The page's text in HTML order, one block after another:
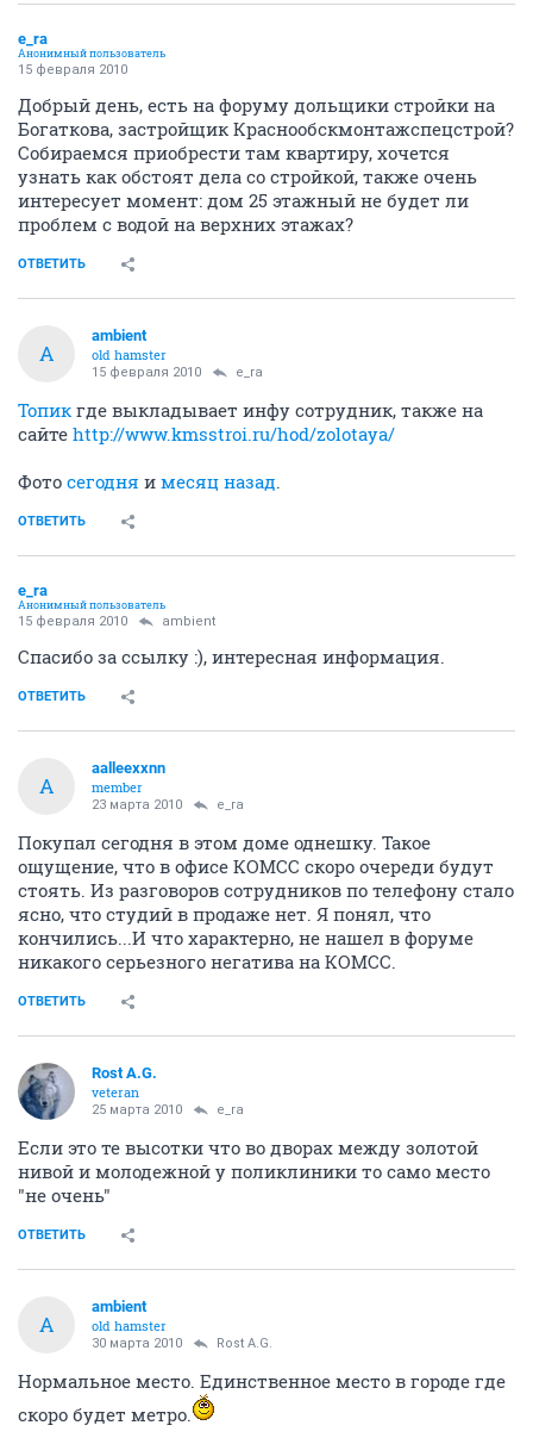
e_ra
Анонимный пользователь
15 февраля 2010
Добрый день, есть на форуму дольщики стройки на
Богаткова, застройщик Краснообскмонтажспецстрой?
Собираемся приобрести там квартиру, хочется
узнать как обстоят дела со стройкой, также очень
интересует момент: дом 25 этажный не будет ли
проблем с водой на верхних этажах?
ОТВЕТИТЬ
A
ambient
old hamster
15 февраля 2010 e_ra
Топик где выкладывает инфу сотрудник, также на
сайте http://www.kmsstroi.ru/hod/zolotaya/
Фото сегодня и месяц назад.
ОТВЕТИТЬ
e_ra
Анонимный пользователь
15 февраля 2010 ambient
Спасибо за ссылку :), интересная информация.
ОТВЕТИТЬ
A
aalleexxnn
member
23 марта 2010 e_ra
Покупал сегодня в этом доме однешку. Такое
ощущение, что в офисе КОМСС скоро очереди будут
стоять. Из разговоров сотрудников по телефону стало
ясно, что студий в продаже нет. Я понял, что
кончились...И что характерно, не нашел в форуме
никакого серьезного негатива на КОМСС.
ОТВЕТИТЬ
Rost A.G.
veteran
25 марта 2010 e_ra
Если это те высотки что во дворах между золотой
нивой и молодежной у поликлиники то само место
"не очень"
ОТВЕТИТЬ
A
ambient
old hamster
30 марта 2010 Rost A.G.
Нормальное место. Единственное место в городе где
скоро будет метро.